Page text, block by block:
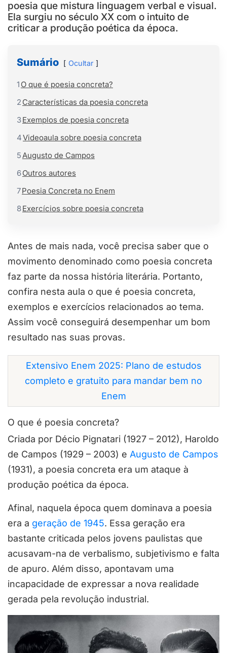
poesia que mistura linguagem verbal e visual.
Ela surgiu no século XX com o intuito de
criticar a produção poética da época.
Sumário Ocultar
1 O que é poesia concreta?
2 Características da poesia concreta
3Exemplos de poesia concreta
4Videoaula sobre poesia concreta
5Augusto de Campos
6Outros autores
7Poesia Concreta no Enem
8Exercícios sobre poesia concreta
Antes de mais nada, você precisa saber que o
movimento denominado como poesia concreta
faz parte da nossa história literária. Portanto,
confira nesta aula o que é poesia concreta,
exemplos e exercícios relacionados ao tema.
Assim você conseguirá desempenhar um bom
resultado nas suas provas.
Extensivo Enem 2025: Plano de estudos
completo e gratuito para mandar bem no
Enem
O que é poesia concreta?
Criada por Décio Pignatari (1927 – 2012), Haroldo
de Campos (1929 – 2003) e Augusto de Campos
(1931), a poesia concreta era um ataque à
produção poética da época.
Afinal, naquela época quem dominava a poesia
era a geração de 1945. Essa geração era
bastante criticada pelos jovens paulistas que
acusavam-na de verbalismo, subjetivismo e falta
de apuro. Além disso, apontavam uma
incapacidade de expressar a nova realidade
gerada pela revolução industrial.